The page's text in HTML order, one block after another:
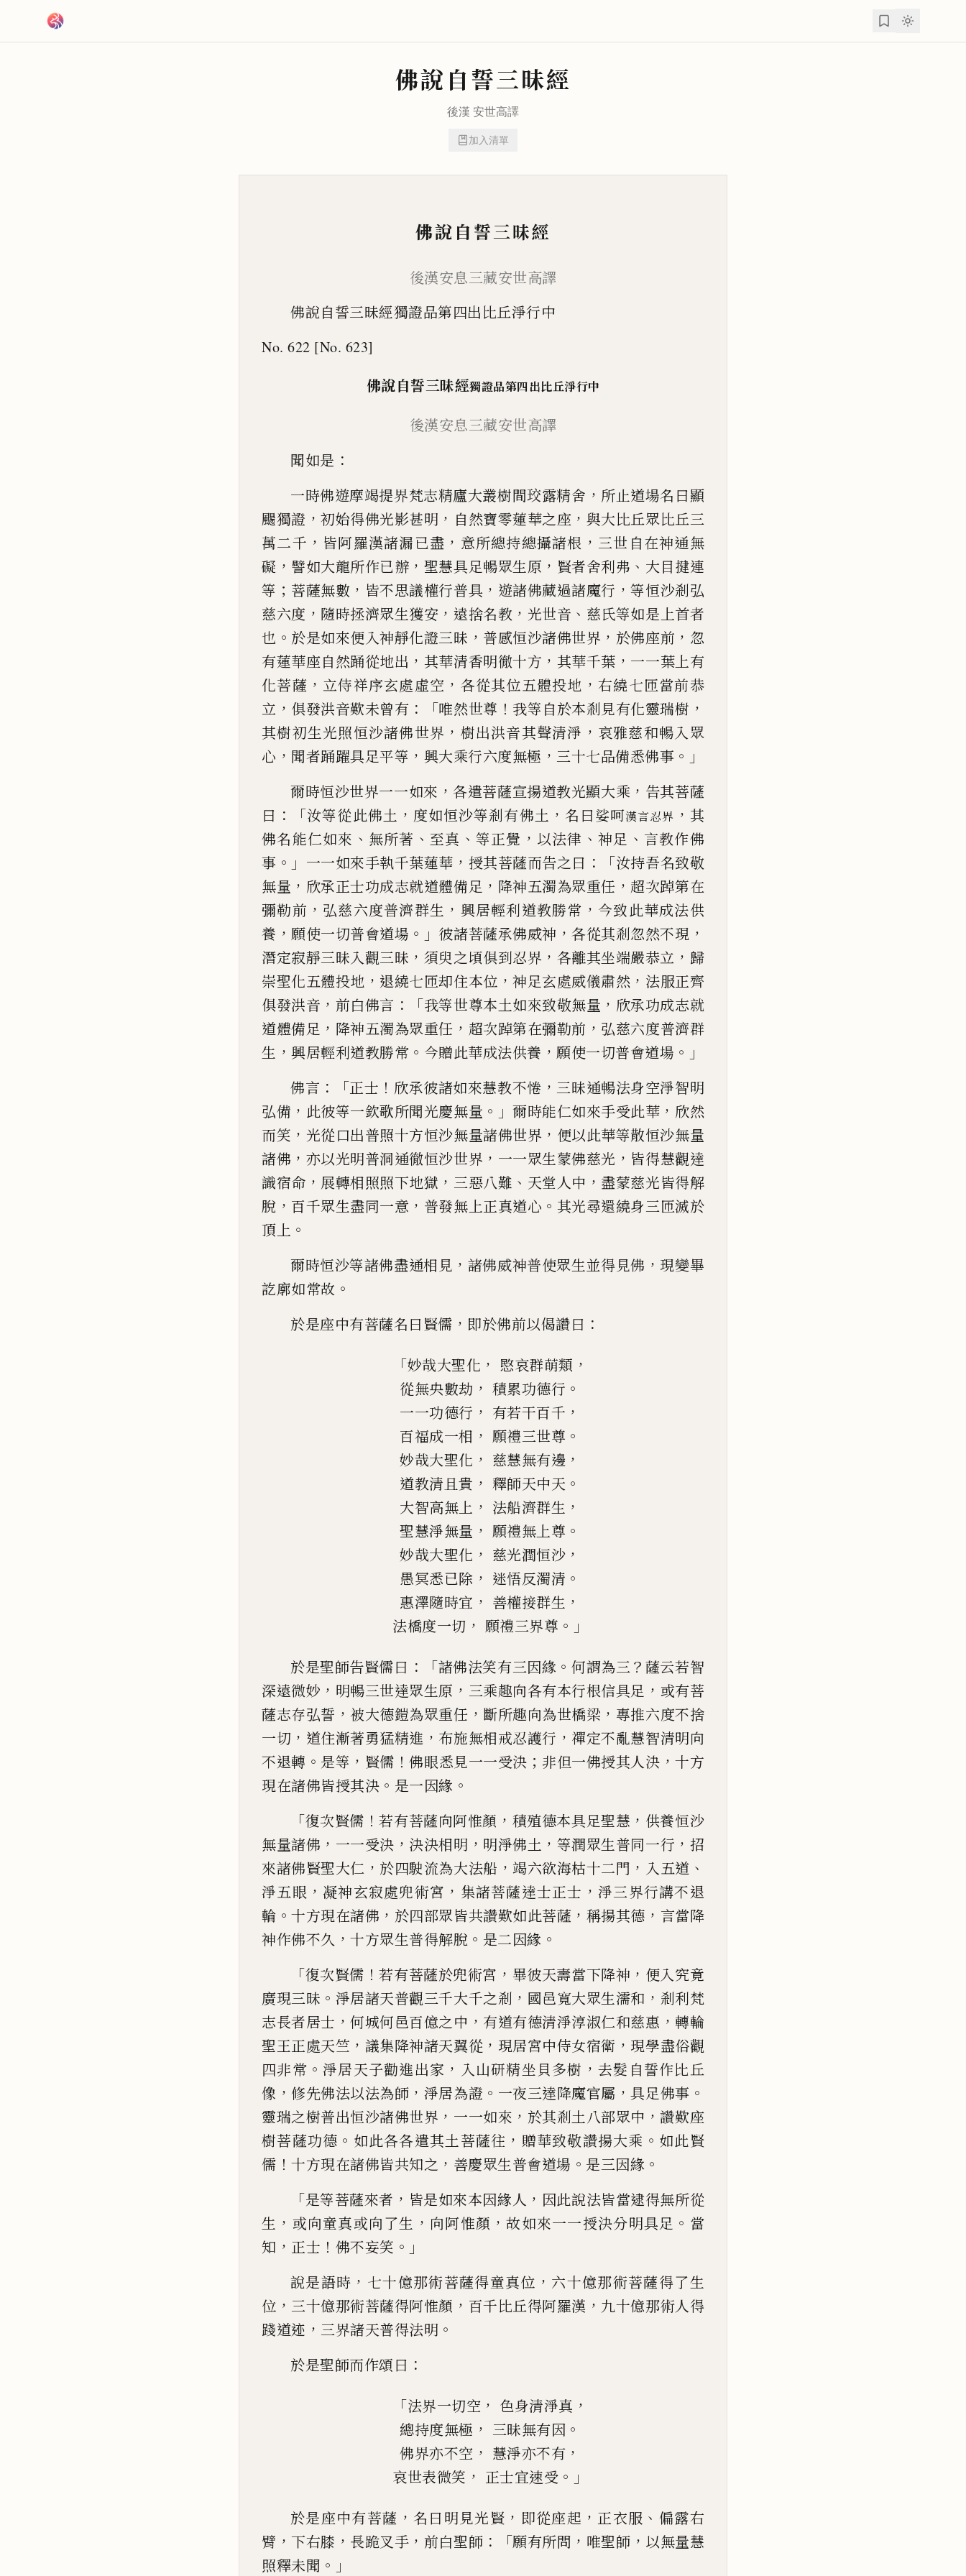
佛說自誓三昧經
後漢 安世高譯
加入清單
佛說自誓三昧經
後漢安息三藏安世高譯
佛說自誓三昧經獨證品第四出比丘淨行中
No. 622 [No. 623]
佛說自誓三昧經獨證品第四出比丘淨行中
後漢安息三藏安世高譯
聞如是 ：
一時佛遊摩竭提界梵志精廬大叢樹間珓露精舍 ， 所止道場名曰顯
颺獨證 ，初始得佛光影甚明 ， 自然寶零蓮華之座 ， 與大比丘眾比丘三
萬二千 ， 皆阿羅漢諸漏已盡 ， 意所總持總攝諸根 ， 三世自在神通無
礙 ， 譬如大龍所作已辦 ， 聖慧具足暢眾生原 ， 賢者舍利弗 、 大目揵連
等 ； 菩薩無數 ， 皆不思議權行普具 ， 遊諸佛藏過諸魔行 ，等恒沙剎弘
慈六度 ， 隨時拯濟眾生獲安 ， 遠捨名教 ， 光世音 、 慈氏等如是上首者
也 。 於是如來便入神靜化證三昧 ， 普感恒沙諸佛世界 ， 於佛座前 ， 忽
有蓮華座自然踊從地出 ， 其華清香明徹十方 ， 其華千葉 ， 一一葉上有
化菩薩 ， 立侍祥序玄處虛空 ， 各從其位五體投地 ， 右繞七匝當前恭
立 ， 俱發洪音歎未曾有 ：「唯然世尊 ！ 我等 自於本剎見有化靈瑞樹 ，
其樹初生光照恒沙諸佛世界 ， 樹出洪音其聲清淨 ， 哀雅慈和暢入眾
心 ， 聞者踊躍具足平等 ， 興大乘行六度無極 ， 三十七品備悉佛事 。」
爾時恒沙世界一一如來 ，各遣菩薩宣揚道教光顯大乘 ， 告其菩薩
曰 ：「汝等從此佛土 ， 度如恒沙等剎有佛土 ， 名曰娑呵漢言忍界 ， 其
佛名能仁如來 、 無所著 、 至真 、 等正覺 ， 以法律 、神足 、 言教作佛
事 。」 一一如來手執千葉蓮華 ， 授其菩薩而告之曰 ： 「汝持吾名致敬
無量 ， 欣承正士功成志就道體備足 ， 降神五濁為眾重任 ， 超次踔第在
彌勒前 ， 弘慈六度普濟群生 ， 興居輕利道教勝常 ， 今致此華成法供
養 ， 願使一切普會道場 。」 彼諸菩薩承佛威神 ，各從其剎忽然不現 ，
潛定寂靜三昧入觀三昧 ， 須臾之頃俱到忍界 ， 各離其坐端嚴恭立 ， 歸
崇聖化五體投地 ， 退繞七匝却住本位 ，神足玄處威儀肅然 ， 法服正齊
俱發洪音 ， 前白佛言 ：「我等世尊本土如來致敬無量 ， 欣承功成志就
道體備足 ， 降神五濁為眾重任 ， 超次踔第在彌勒前 ， 弘慈六度普濟群
生 ， 興居輕利道教勝常 。 今贈此華成法供養 ， 願使一切普會道場 。」
佛言 ：「正士 ！ 欣承彼諸如來慧教不惓 ， 三昧通暢法身空淨智明
弘備 ， 此彼等一欽歌所聞光慶無量 。」爾時能仁如來手受此華 ， 欣然
而笑 ， 光從口出普照十方恒沙無量諸佛世界 ， 便以此華等散恒沙無量
諸佛 ， 亦以光明普洞通徹恒沙世界 ， 一一眾生蒙佛慈光 ， 皆得慧觀達
識宿命 ， 展轉相照照下地獄 ， 三惡八難 、 天堂人中 ， 盡蒙慈光皆得解
脫 ， 百千眾生盡同一意 ， 普發無上正真道心 。 其光尋還繞身三匝滅於
頂上 。
爾時恒沙等諸佛盡通相見 ， 諸佛威神普使眾生並得見佛 ， 現變畢
訖廓如常故 。
於是座中有菩薩名曰賢儒 ， 即於佛前以偈讚曰 ：
「妙哉大聖化 ， 愍哀群萌類 ，
從無央數劫 ， 積累功德行 。
一一功德行 ， 有若干百千 ，
百福成一相 ， 願禮三世尊 。
妙哉大聖化 ， 慈慧無有邊 ，
道教清且貴 ， 釋師天中天 。
大智高無上 ， 法船濟群生 ，
聖慧淨無量 ， 願禮無上尊 。
妙哉大聖化 ， 慈光潤恒沙 ，
愚冥悉已除 ， 迷悟反濁清 。
惠澤隨時宜 ， 善權接群生 ，
法橋度一切 ， 願禮三界尊 。」
於是聖師告賢儒曰 ：「諸佛法笑有三因緣 。 何謂為三？ 薩云若智
深遠微妙 ， 明暢三世達眾生原 ， 三乘趣向各有本行根信具足 ， 或有菩
薩志存弘誓 ， 被大德鎧為眾重任 ， 斷所趣向為世橋梁 ， 專推六度不捨
一切 ， 道住漸著勇猛精進 ， 布施無相戒忍護行 ， 禪定不亂慧智清明向
不退轉 。 是等 ， 賢儒 ！佛眼悉見一一受決 ； 非但一佛授其人決 ，十方
現在諸佛皆授其決 。 是一因緣 。
「復次賢儒 ！若有菩薩向阿惟顏 ， 積殖德本具足聖慧 ， 供養恒沙
無量諸佛 ， 一一受決 ， 決決相明 ， 明淨佛土 ， 等潤眾生普同一行 ， 招
來諸佛賢聖大仁 ， 於四駛流為大法船 ， 竭六欲海枯十二門 ， 入五道 、
淨五眼 ，凝神玄寂處兜術宮 ， 集諸菩薩達士正士 ， 淨三界行講不退
輪 。十方現在諸佛 ， 於四部眾皆共讚歎如此菩薩 ， 稱揚其德 ， 言當降
神作佛不久 ， 十方眾生普得解脫 。 是二因緣 。
「復次賢儒 ！若有菩薩於兜術宮 ， 畢彼天壽當下降神 ， 便入究竟
廣現三昧 。 淨居諸天普觀三千大千之剎 ， 國邑寬大眾生濡和 ， 剎利梵
志長者居士 ，何城何邑百億之中 ， 有道有德清淨淳淑仁和慈惠 ，轉輪
聖王正處天竺 ， 議集降神諸天翼從 ， 現居宮中侍女宿衛 ， 現學盡俗觀
四非常 。淨居天子勸進出家 ， 入山研精坐 貝多樹 ， 去髮自誓作比丘
像 ，修先佛法以法為師 ， 淨居為證 。 一夜三達降魔官屬 ，具足佛事 。
靈瑞之樹普出恒沙諸佛世界 ， 一一如來 ， 於其剎土八部眾中 ，讚歎座
樹菩薩功德 。 如此各各遣其土菩薩往 ， 贈華致敬讚揚大乘 。 如此賢
儒 ！ 十方現在諸佛皆共知之 ， 善慶眾生普會道場 。 是三因緣 。
「是等菩薩來者 ， 皆是如來本因緣人 ， 因此說法皆當逮得無所從
生 ， 或向童真或向了生 ， 向阿惟顏 ，故如來一一授決分明具足 。 當
知 ， 正士 ！ 佛不妄笑 。」
說是語時 ， 七十億那術菩薩得童真位 ， 六十億那術菩薩得了生
位 ， 三十億那術菩薩得阿惟顏 ， 百千比丘得阿羅漢 ， 九十億那術人得
踐道迹 ， 三界諸天普得法明 。
於是聖師而作頌曰 ：
「法界一切空 ， 色身清淨真 ，
總持度無極 ， 三昧無有因 。
佛界亦不空 ， 慧淨亦不有 ，
哀世表微笑 ， 正士宜速受 。」
於是座中有菩薩 ， 名曰明見光賢 ， 即從座起 ， 正衣服 、 偏露右
臂 ， 下右膝 ， 長跪叉手 ， 前白聖師 ：「願有所問 ， 唯聖師 ， 以無量慧
照釋未聞 。」